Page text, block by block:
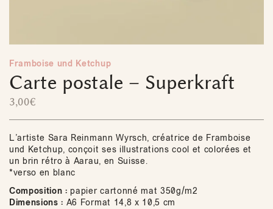
Framboise und Ketchup
Carte postale – Superkraft
3,00€
L’artiste Sara Reinmann Wyrsch, créatrice de Framboise
und Ketchup, conçoit ses illustrations cool et colorées et
un brin rétro à Aarau, en Suisse.
*verso en blanc
Composition : papier cartonné mat 350g/m2
Dimensions : A6 Format 14,8 x 10,5 cm